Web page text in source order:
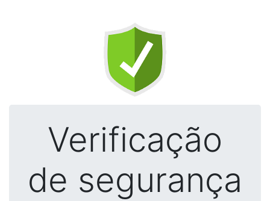
Verificação
de segurança